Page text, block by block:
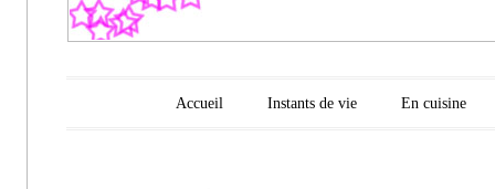
Menu principal
Aller au contenu
Accueil Instants de vie En cuisine